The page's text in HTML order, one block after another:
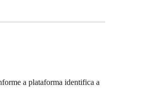
a plataforma identifica a